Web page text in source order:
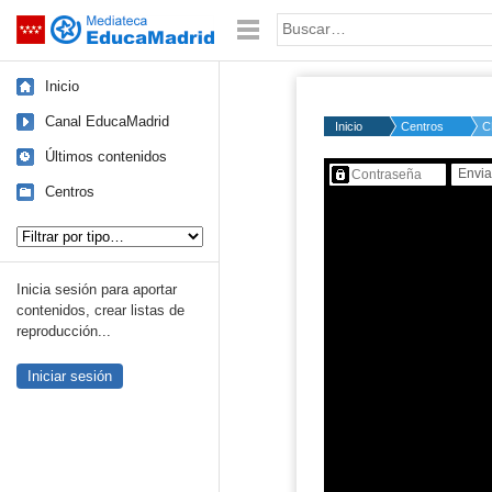
Saltar navegación Palabra o frase:
Inicio
Canal EducaMadrid
Últimos contenidos
Centros
Inicia sesión para aportar
contenidos, crear listas de
reproducción...
Iniciar sesión
Inicio Centros
Contenido protegido…